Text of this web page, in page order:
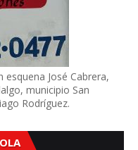
José Cabrera,
municipio San
Rodríguez.